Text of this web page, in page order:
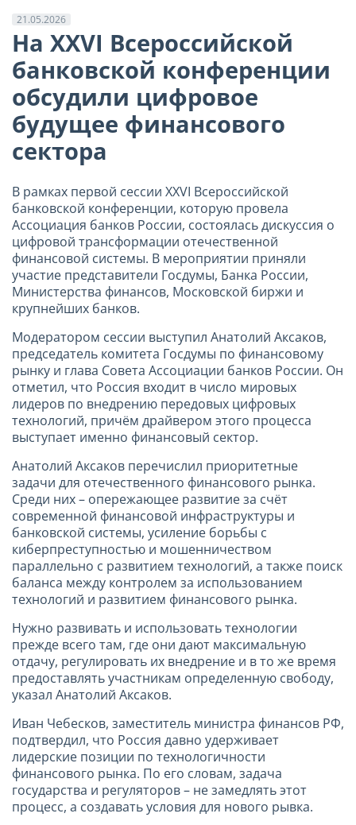
21.05.2026
На XXVI Всероссийской
банковской конференции
обсудили цифровое
будущее финансового
сектора
В рамках первой сессии XXVI Всероссийской
банковской конференции, которую провела
Ассоциация банков России, состоялась дискуссия о
цифровой трансформации отечественной
финансовой системы. В мероприятии приняли
участие представители Госдумы, Банка России,
Министерства финансов, Московской биржи и
крупнейших банков.
Модератором сессии выступил Анатолий Аксаков,
председатель комитета Госдумы по финансовому
рынку и глава Совета Ассоциации банков России. Он
отметил, что Россия входит в число мировых
лидеров по внедрению передовых цифровых
технологий, причём драйвером этого процесса
выступает именно финансовый сектор.
Анатолий Аксаков перечислил приоритетные
задачи для отечественного финансового рынка.
Среди них – опережающее развитие за счёт
современной финансовой инфраструктуры и
банковской системы, усиление борьбы с
киберпреступностью и мошенничеством
параллельно с развитием технологий, а также поиск
баланса между контролем за использованием
технологий и развитием финансового рынка.
Нужно развивать и использовать технологии
прежде всего там, где они дают максимальную
отдачу, регулировать их внедрение и в то же время
предоставлять участникам определенную свободу,
указал Анатолий Аксаков.
Иван Чебесков, заместитель министра финансов РФ,
подтвердил, что Россия давно удерживает
лидерские позиции по технологичности
финансового рынка. По его словам, задача
государства и регуляторов – не замедлять этот
процесс, а создавать условия для нового рывка.